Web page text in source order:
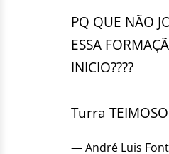
PQ QUE NÃO
ESSA
INICIO????
Turra
— André Luis